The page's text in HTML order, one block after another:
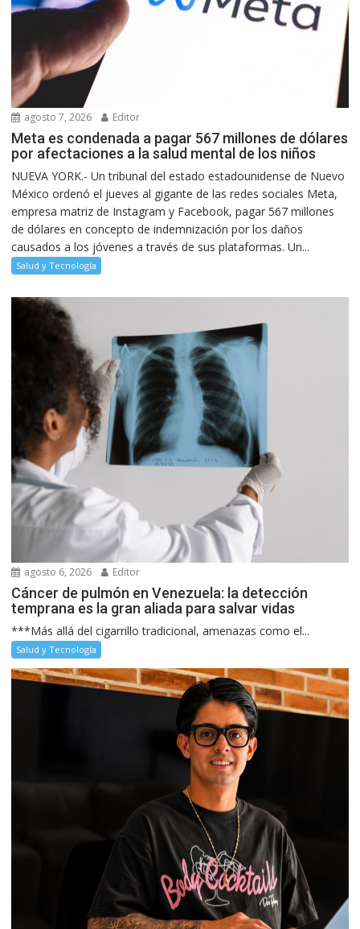
agosto 7, 2026 Editor
Meta es condenada a pagar 567 millones de dólares
por afectaciones a la salud mental de los niños
NUEVA YORK.- Un tribunal del estado estadounidense de Nuevo
México ordenó el jueves al gigante de las redes sociales Meta,
empresa matriz de Instagram y Facebook, pagar 567 millones
de dólares en concepto de indemnización por los daños
causados a los jóvenes a través de sus plataformas. Un...
Salud y Tecnología
agosto 6, 2026 Editor
Cáncer de pulmón en Venezuela: la detección
temprana es la gran aliada para salvar vidas
***Más allá del cigarrillo tradicional, amenazas como el...
Salud y Tecnología